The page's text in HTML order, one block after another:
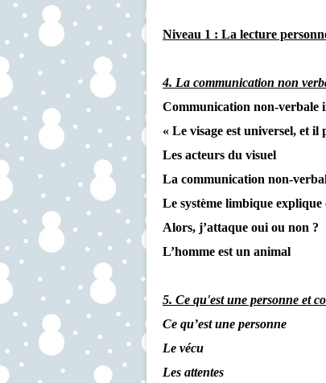
Niveau 1 : La lecture
4. La communication non
Communication non-verbale
« Le visage est universel, et il
Les acteurs du visuel
La communication non-
Le système limbique explique
Alors, j’attaque oui ou non ?
L’homme est un animal
5. Ce qu'est une personne et
Ce qu’est une personne
Le vécu
Les attentes